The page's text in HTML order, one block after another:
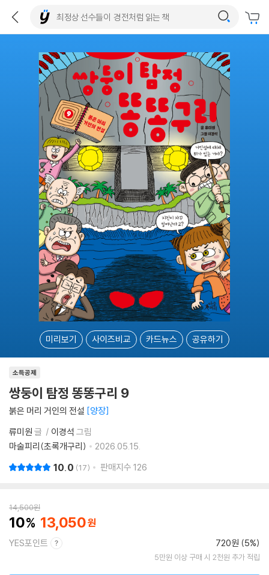
미리보기 사이즈비교 카드뉴스 공유하기
소득공제
쌍둥이 탐정 똥똥구리 9
붉은 머리 거인의 전설 양장
류미원 글 이경석 그림
마술피리(초록개구리)
2026.05.15.
10.0 17 판매지수 126
14,500원
10 13,050
YES포인트 720원 (5%)
5만원 이상 구매 시 2천원 추가 적립